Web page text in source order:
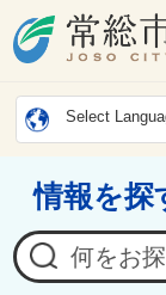
Select
情報を探